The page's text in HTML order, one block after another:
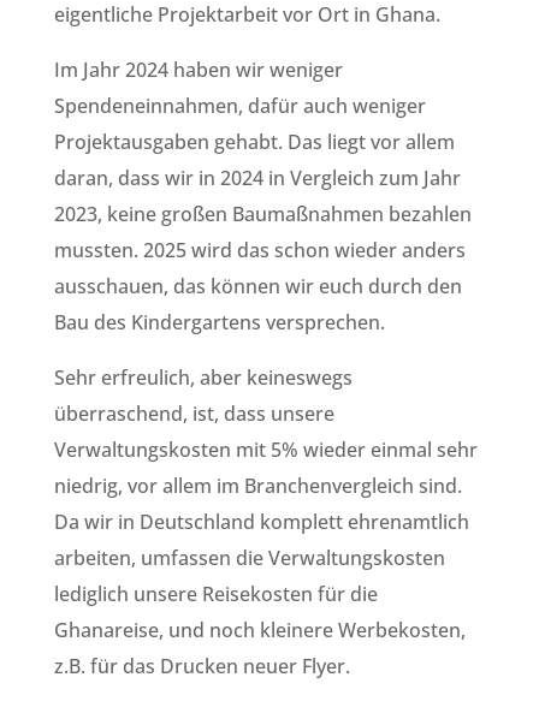
eigentliche Projektarbeit vor Ort in Ghana.
Im Jahr 2024 haben wir weniger
Spendeneinnahmen, dafür auch weniger
Projektausgaben gehabt. Das liegt vor allem
daran, dass wir in 2024 in Vergleich zum Jahr
2023, keine großen Baumaßnahmen bezahlen
mussten. 2025 wird das schon wieder anders
ausschauen, das können wir euch durch den
Bau des Kindergartens versprechen.
Sehr erfreulich, aber keineswegs
überraschend, ist, dass unsere
Verwaltungskosten mit 5% wieder einmal sehr
niedrig, vor allem im Branchenvergleich sind.
Da wir in Deutschland komplett ehrenamtlich
arbeiten, umfassen die Verwaltungskosten
lediglich unsere Reisekosten für die
Ghanareise, und noch kleinere Werbekosten,
z.B. für das Drucken neuer Flyer.